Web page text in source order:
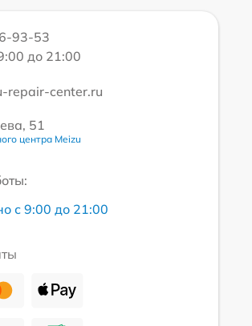
93-53
до 21:00
repair-center.ru
51
центра Meizu
с 9:00 до 21:00